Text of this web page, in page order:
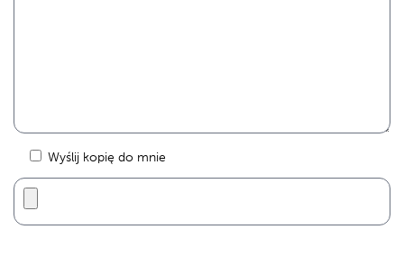
Wyślij kopię do mnie